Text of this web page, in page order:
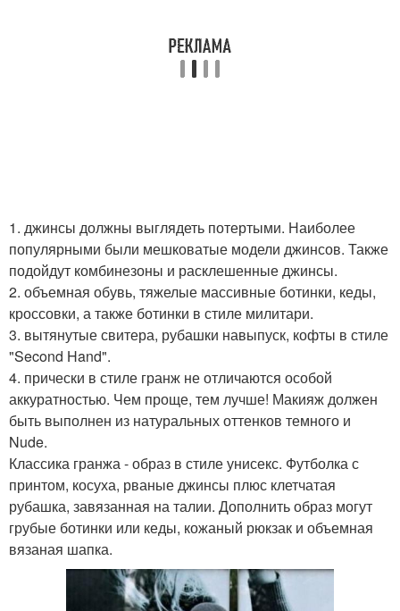
1. джинсы должны выглядеть потертыми. Наиболее
популярными были мешковатые модели джинсов. Также
подойдут комбинезоны и расклешенные джинсы.
2. объемная обувь, тяжелые массивные ботинки, кеды,
кроссовки, а также ботинки в стиле милитари.
3. вытянутые свитера, рубашки навыпуск, кофты в стиле
"Second Hand".
4. прически в стиле гранж не отличаются особой
аккуратностью. Чем проще, тем лучше! Макияж должен
быть выполнен из натуральных оттенков темного и
Nude.
Классика гранжа - образ в стиле унисекс. Футболка с
принтом, косуха, рваные джинсы плюс клетчатая
рубашка, завязанная на талии. Дополнить образ могут
грубые ботинки или кеды, кожаный рюкзак и объемная
вязаная шапка.